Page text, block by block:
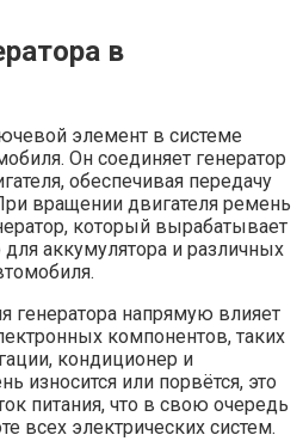
в
элемент в системе
Он соединяет генератор
обеспечивая передачу
вращении двигателя ремень
который вырабатывает
аккумулятора и различных
генератора напрямую влияет
компонентов, таких
кондиционер и
износится или порвётся, это
питания, что в свою очередь
всех электрических систем.